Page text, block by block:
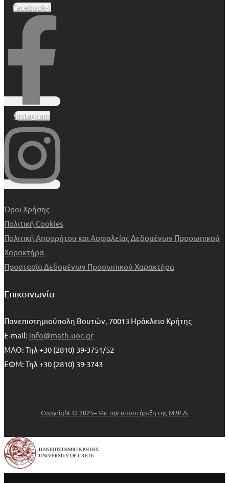
Facebook-f
Instagram
Όροι Χρήσης
Πολιτική Cookies
Πολιτική Απορρήτου και Ασφαλείας Δεδομένων Προσωπικού
Χαρακτήρα
Προστασία Δεδομένων Προσωπικού Χαρακτήρα
Επικοινωνία
Πανεπιστημιούπολη Βουτών, 70013 Ηράκλειο Κρήτης
E-mail: info@math.uoc.gr
ΜΑΘ: Τηλ +30 (2810) 39-3751/52
ΕΦΜ: Τηλ +30 (2810) 39-3743
Copyright © 2025– Με την υποστήριξη της Μ.Ψ.Δ.